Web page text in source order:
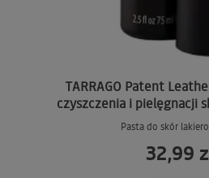
TARRAGO Patent
czyszczenia i pielęgnacji
Pasta do skór
32,99